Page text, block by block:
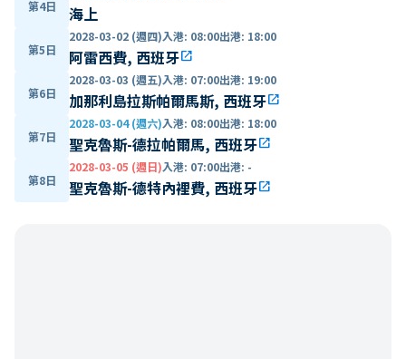
第4日 海上
第5日
2028-03-02 (週四)入港: 08:00出港: 18:00
阿雷西費, 西班牙open_in_new
第6日
2028-03-03 (週五)入港: 07:00出港: 19:00
加那利島拉斯帕爾馬斯, 西班牙open_in_new
第7日
2028-03-04 (週六)入港: 08:00出港: 18:00
聖克魯斯-德拉帕爾馬, 西班牙open_in_new
第8日
2028-03-05 (週日)入港: 07:00出港: -
聖克魯斯-德特內裡費, 西班牙open_in_new